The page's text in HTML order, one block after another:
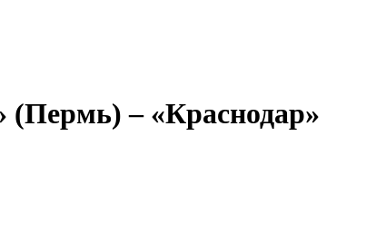
(Пермь) – «Краснодар»